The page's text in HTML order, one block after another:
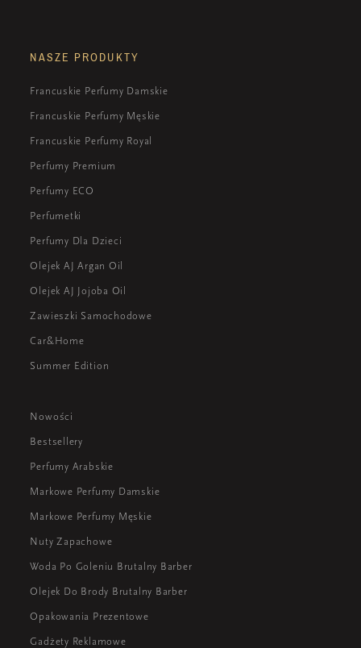
NASZE PRODUKTY
Francuskie Perfumy Damskie
Francuskie Perfumy Męskie
Francuskie Perfumy Royal
Perfumy Premium
Perfumy ECO
Perfumetki
Perfumy Dla Dzieci
Olejek AJ Argan Oil
Olejek AJ Jojoba Oil
Zawieszki Samochodowe
Car&Home
Summer Edition
Nowości
Bestsellery
Perfumy Arabskie
Markowe Perfumy Damskie
Markowe Perfumy Męskie
Nuty Zapachowe
Woda Po Goleniu Brutalny Barber
Olejek Do Brody Brutalny Barber
Opakowania Prezentowe
Gadżety Reklamowe